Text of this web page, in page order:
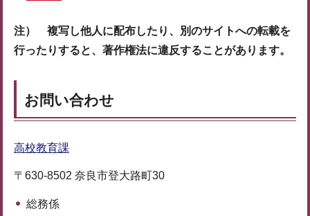
注） 複写し他人に配布したり、別のサイトへの転載を
行ったりすると、著作権法に違反することがあります。
お問い合わせ
高校教育課
〒630-8502 奈良市登大路町30
総務係